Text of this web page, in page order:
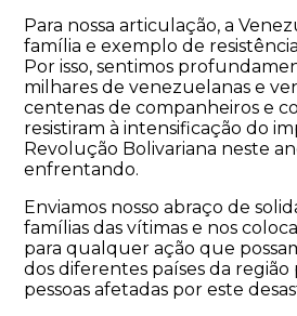
Para nossa articulação, a
família e exemplo de
Por isso, sentimos
milhares de venezuelanas e
centenas de companheiros e
resistiram à intensificação do
Revolução Bolivariana neste
enfrentando.
Enviamos nosso abraço de
famílias das vítimas e nos
para qualquer ação que
dos diferentes países da região
pessoas afetadas por este